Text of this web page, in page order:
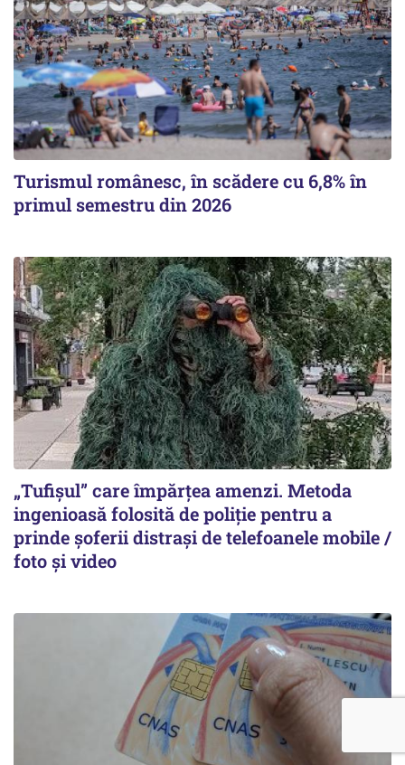
Turismul românesc, în scădere cu 6,8% în
primul semestru din 2026
„Tufișul” care împărțea amenzi. Metoda
ingenioasă folosită de poliție pentru a
prinde șoferii distrași de telefoanele mobile /
foto și video